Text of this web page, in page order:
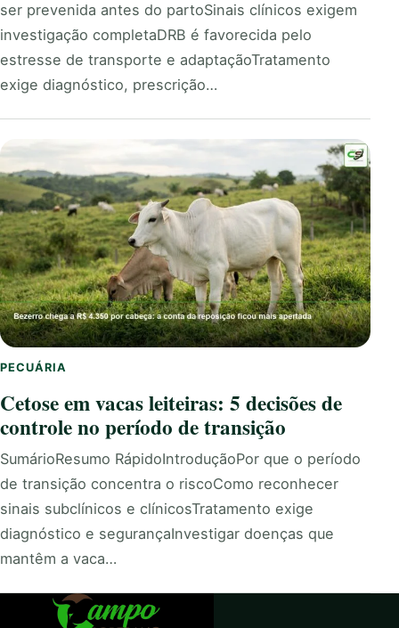
ser prevenida antes do partoSinais clínicos exigem
investigação completaDRB é favorecida pelo
estresse de transporte e adaptaçãoTratamento
exige diagnóstico, prescrição…
PECUÁRIA
Cetose em vacas leiteiras: 5 decisões de
controle no período de transição
SumárioResumo RápidoIntroduçãoPor que o período
de transição concentra o riscoComo reconhecer
sinais subclínicos e clínicosTratamento exige
diagnóstico e segurançaInvestigar doenças que
mantêm a vaca…